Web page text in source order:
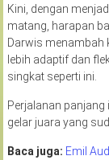
Kini, dengan
matang, harapan
Darwis menambah
lebih adaptif dan
singkat seperti ini.
Perjalanan
gelar juara yang
Baca juga: Emil